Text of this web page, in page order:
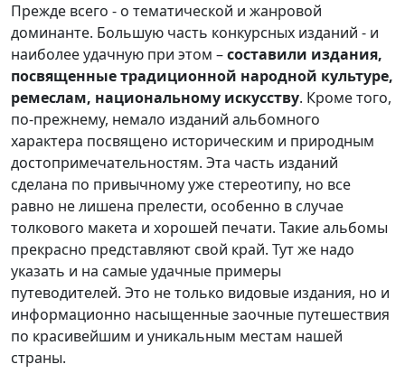
Прежде всего - о тематической и жанровой
доминанте. Большую часть конкурсных изданий - и
наиболее удачную при этом –составили издания,
посвященные традиционной народной культуре,
ремеслам, национальному искусству. Кроме того,
по-прежнему, немало изданий альбомного
характера посвящено историческим и природным
достопримечательностям. Эта часть изданий
сделана по привычному уже стереотипу, но все
равно не лишена прелести, особенно в случае
толкового макета и хорошей печати. Такие альбомы
прекрасно представляют свой край. Тут же надо
указать и на самые удачные примеры
путеводителей. Это не только видовые издания, но и
информационно насыщенные заочные путешествия
по красивейшим и уникальным местам нашей
страны.